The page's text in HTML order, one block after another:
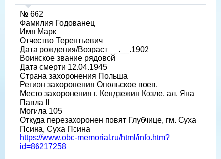
№ 662
Фамилия Годованец
Имя Марк
Отчество Терентьевич
Дата рождения/Возраст __.__.1902
Воинское звание рядовой
Дата смерти 12.04.1945
Страна захоронения Польша
Регион захоронения Опольское воев.
Место захоронения г. Кендзежин Козле, ал. Яна
Павла II
Могила 105
Откуда перезахоронен повят Глубчице, гм. Суха
Псина, Суха Псина
https://www.obd-memorial.ru/html/info.htm?
id=86217258